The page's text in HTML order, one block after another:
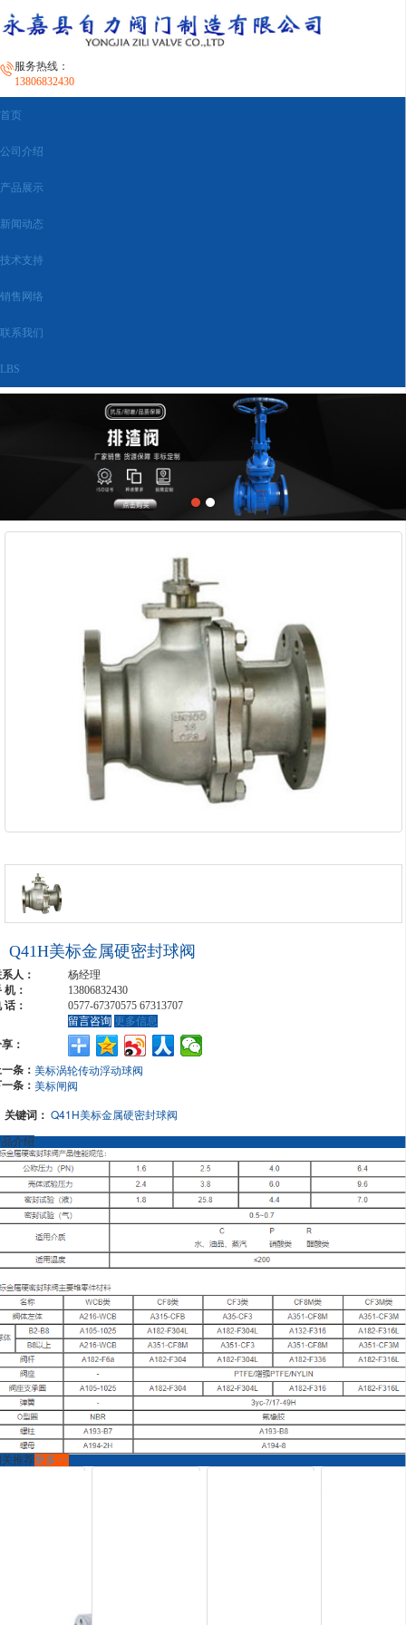
服务热线：
13806832430
首页
公司介绍
产品展示
新闻动态
技术支持
销售网络
联系我们
LBS
Q41H美标金属硬密封球阀
人：
杨经理
机：
13806832430
话：
0577-67370575 67313707
留言咨询 更多信息
：
条： 美标涡轮传动浮动球阀
条： 美标闸阀
关键词： Q41H美标金属硬密封球阀
介绍
推荐更多>>